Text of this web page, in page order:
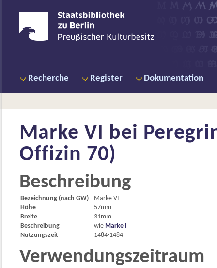
Recherche Register Dokumentation
Marke VI bei
Offizin 70)
Beschreibung
Bezeichnung (nach GW)
Marke VI
Höhe
57mm
Breite
31mm
Beschreibung
wie Marke I
Nutzungszeit
1484-1484
Verwendungszeitraum